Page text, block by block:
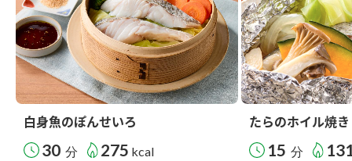
白身魚のぽんせいろ
30 分 275 kcal
たらのホイル焼き
15 分